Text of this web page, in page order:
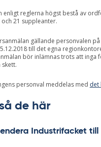
enligt reglerna högst bestå av
21 suppleanter.
gällande personvalen
till det egna
bör inlämnas trots att inga
personval meddelas med det
de här
In­du­stri­fac­ket